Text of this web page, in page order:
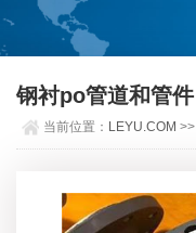
钢衬po管道和管件
当前位置： LEYU.COM >>